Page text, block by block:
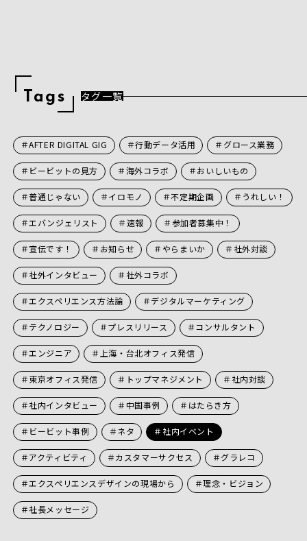
T a gs タグ一覧
＃AFTER DIGITAL GIG ＃行動データ活用 ＃グロース業務
＃ビービットの見方 ＃海外コラボ ＃おいしいもの
＃普通じゃない ＃イロモノ ＃不定期企画 ＃うれしい！
＃エバンジェリスト ＃速報 ＃参加者募集中！
＃宣伝です！ ＃お知らせ ＃やらまいか ＃社外対談
＃社外インタビュー ＃社外コラボ
＃エクスペリエンス方法論 ＃デジタルマーケティング
＃テクノロジー ＃プレスリリース ＃コンサルタント
＃エンジニア ＃上海・台北オフィス発信
＃東京オフィス発信 ＃トップマネジメント ＃社内対談
＃社内インタビュー ＃中国事例 ＃はたらき方
＃ビービット事例 ＃ネタ ＃社内イベント
＃アクティビティ ＃カスタマーサクセス ＃グラレコ
＃エクスペリエンスデザインの現場から ＃理念・ビジョン
＃社長メッセージ